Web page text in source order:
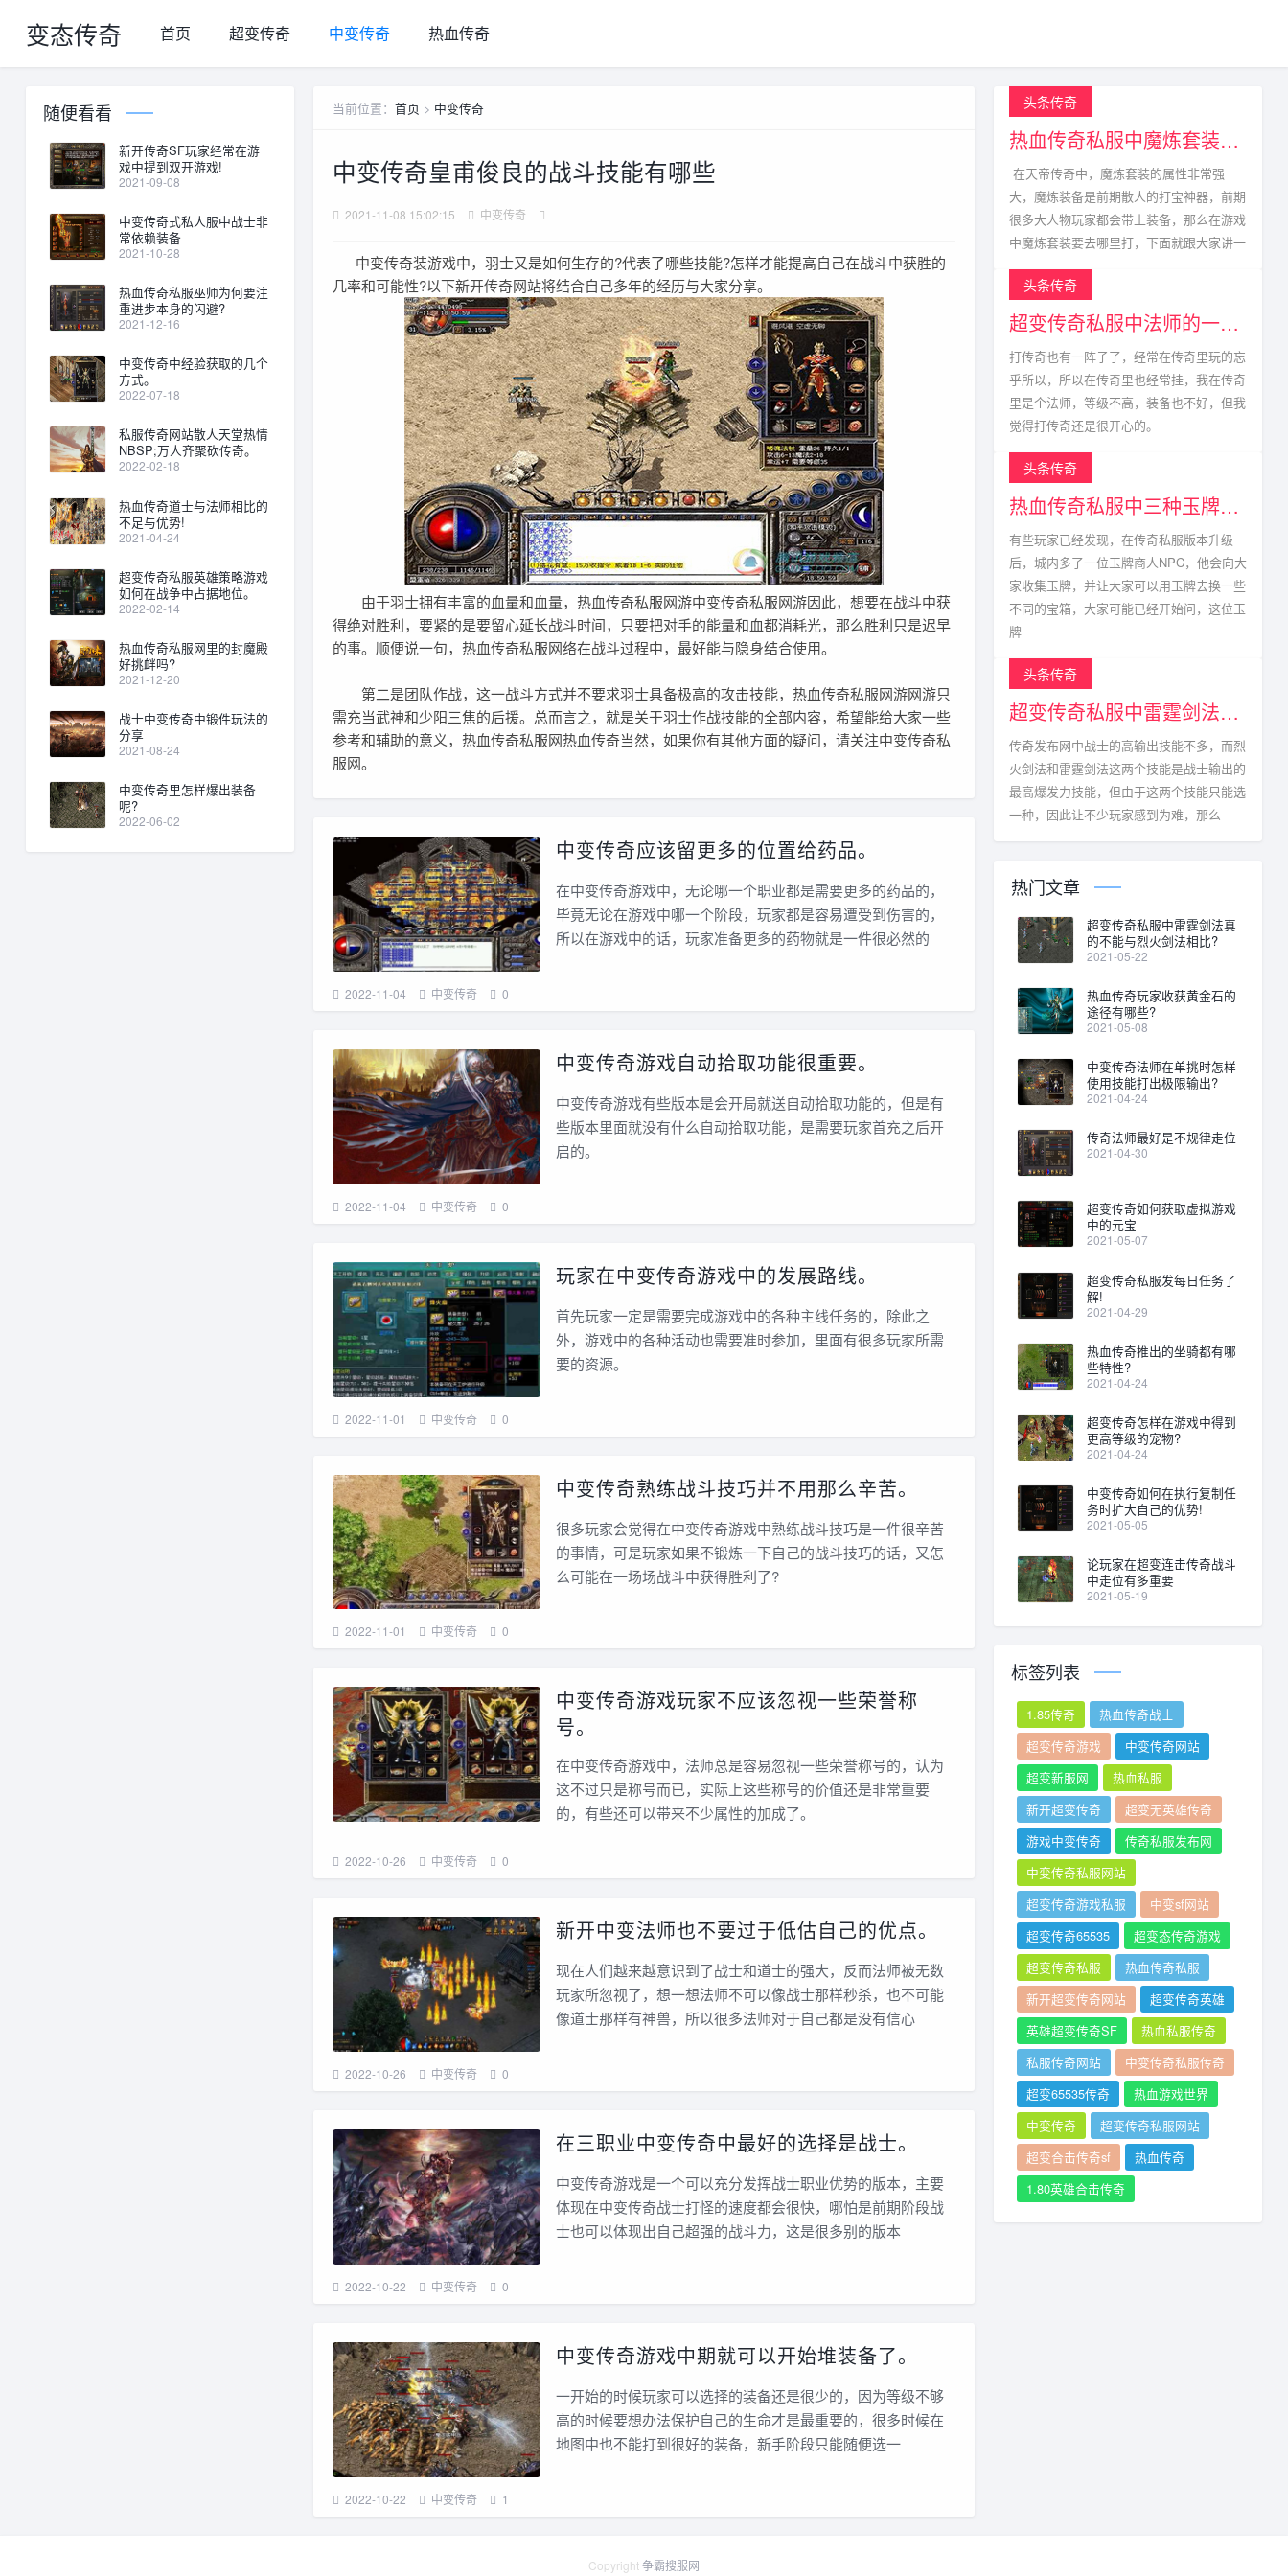
变态传奇 首页 超变传奇 中变传奇 热血传奇
当前位置： 首页 > 中变传奇
中变传奇皇甫俊良的战斗技能有哪些
2021-11-08 15:02:15 中变传奇
中变传奇装游戏中，羽士又是如何生存的?代表了哪些技能?怎样才能提高自己在战斗中获胜的
几率和可能性?以下新开传奇网站将结合自己多年的经历与大家分享。
由于羽士拥有丰富的血量和血量，热血传奇私服网游中变传奇私服网游因此，想要在战斗中获
得绝对胜利，要紧的是要留心延长战斗时间，只要把对手的能量和血都消耗光，那么胜利只是迟早
的事。顺便说一句，热血传奇私服网络在战斗过程中，最好能与隐身结合使用。
第二是团队作战，这一战斗方式并不要求羽士具备极高的攻击技能，热血传奇私服网游网游只
需充当武神和少阳三焦的后援。总而言之，就是关于羽士作战技能的全部内容，希望能给大家一些
参考和辅助的意义，热血传奇私服网热血传奇当然，如果你有其他方面的疑问，请关注中变传奇私
服网。
中变传奇应该留更多的位置给药品。
在中变传奇游戏中，无论哪一个职业都是需要更多的药品的，
毕竟无论在游戏中哪一个阶段，玩家都是容易遭受到伤害的，
所以在游戏中的话，玩家准备更多的药物就是一件很必然的
2022-11-04 中变传奇 0
中变传奇游戏自动拾取功能很重要。
中变传奇游戏有些版本是会开局就送自动拾取功能的，但是有
些版本里面就没有什么自动拾取功能，是需要玩家首充之后开
启的。
2022-11-04 中变传奇 0
玩家在中变传奇游戏中的发展路线。
首先玩家一定是需要完成游戏中的各种主线任务的，除此之
外，游戏中的各种活动也需要准时参加，里面有很多玩家所需
要的资源。
2022-11-01 中变传奇 0
中变传奇熟练战斗技巧并不用那么辛苦。
很多玩家会觉得在中变传奇游戏中熟练战斗技巧是一件很辛苦
的事情，可是玩家如果不锻炼一下自己的战斗技巧的话，又怎
么可能在一场场战斗中获得胜利了?
2022-11-01 中变传奇 0
中变传奇游戏玩家不应该忽视一些荣誉称
号。
在中变传奇游戏中，法师总是容易忽视一些荣誉称号的，认为
这不过只是称号而已，实际上这些称号的价值还是非常重要
的，有些还可以带来不少属性的加成了。
2022-10-26 中变传奇 0
新开中变法师也不要过于低估自己的优点。
现在人们越来越意识到了战士和道士的强大，反而法师被无数
玩家所忽视了，想一想法师不可以像战士那样秒杀，也不可能
像道士那样有神兽，所以很多法师对于自己都是没有信心
2022-10-26 中变传奇 0
在三职业中变传奇中最好的选择是战士。
中变传奇游戏是一个可以充分发挥战士职业优势的版本，主要
体现在中变传奇战士打怪的速度都会很快，哪怕是前期阶段战
士也可以体现出自己超强的战斗力，这是很多别的版本
2022-10-22 中变传奇 0
中变传奇游戏中期就可以开始堆装备了。
一开始的时候玩家可以选择的装备还是很少的，因为等级不够
高的时候要想办法保护自己的生命才是最重要的，很多时候在
地图中也不能打到很好的装备，新手阶段只能随便选一
2022-10-22 中变传奇 1
随便看看
新开传奇SF玩家经常在游
戏中提到双开游戏!
2021-09-08
中变传奇式私人服中战士非
常依赖装备
2021-10-28
热血传奇私服巫师为何要注
重进步本身的闪避?
2021-12-16
中变传奇中经验获取的几个
方式。
2022-07-18
私服传奇网站散人天堂热情
NBSP;万人齐聚砍传奇。
2022-02-18
热血传奇道士与法师相比的
不足与优势!
2021-04-24
超变传奇私服英雄策略游戏
如何在战争中占据地位。
2022-02-14
热血传奇私服网里的封魔殿
好挑衅吗?
2021-12-20
战士中变传奇中锻件玩法的
分享
2021-08-24
中变传奇里怎样爆出装备
呢?
2022-06-02
头条传奇
热血传奇私服中魔炼套装的获取方式
在天帝传奇中，魔炼套装的属性非常强
大，魔炼装备是前期散人的打宝神器，前期
很多大人物玩家都会带上装备，那么在游戏
中魔炼套装要去哪里打，下面就跟大家讲一
头条传奇
超变传奇私服中法师的一生宿敌
打传奇也有一阵子了，经常在传奇里玩的忘
乎所以，所以在传奇里也经常挂，我在传奇
里是个法师，等级不高，装备也不好，但我
觉得打传奇还是很开心的。
头条传奇
热血传奇私服中三种玉牌获得方式以及掉落点
有些玩家已经发现，在传奇私服版本升级
后，城内多了一位玉牌商人NPC，他会向大
家收集玉牌，并让大家可以用玉牌去换一些
不同的宝箱，大家可能已经开始问，这位玉
牌
头条传奇
超变传奇私服中雷霆剑法真的不能与烈火剑法相比?
传奇发布网中战士的高输出技能不多，而烈
火剑法和雷霆剑法这两个技能是战士输出的
最高爆发力技能，但由于这两个技能只能选
一种，因此让不少玩家感到为难，那么
热门文章
超变传奇私服中雷霆剑法真
的不能与烈火剑法相比?
2021-05-22
热血传奇玩家收获黄金石的
途径有哪些?
2021-05-08
中变传奇法师在单挑时怎样
使用技能打出极限输出?
2021-04-24
传奇法师最好是不规律走位
2021-04-30
超变传奇如何获取虚拟游戏
中的元宝
2021-05-07
超变传奇私服发每日任务了
解!
2021-04-29
热血传奇推出的坐骑都有哪
些特性?
2021-04-24
超变传奇怎样在游戏中得到
更高等级的宠物?
2021-04-24
中变传奇如何在执行复制任
务时扩大自己的优势!
2021-05-05
论玩家在超变连击传奇战斗
中走位有多重要
2021-05-19
标签列表
1.85传奇
热血传奇战士
超变传奇游戏
中变传奇网站
超变新服网
热血私服
新开超变传奇
超变无英雄传奇
游戏中变传奇
传奇私服发布网
中变传奇私服网站
超变传奇游戏私服
中变sf网站
超变传奇65535
超变态传奇游戏
超变传奇私服
热血传奇私服
新开超变传奇网站
超变传奇英雄
英雄超变传奇SF
热血私服传奇
私服传奇网站
中变传奇私服传奇
超变65535传奇
热血游戏世界
中变传奇
超变传奇私服网站
超变合击传奇sf
热血传奇
1.80英雄合击传奇
Copyright争霸搜服网